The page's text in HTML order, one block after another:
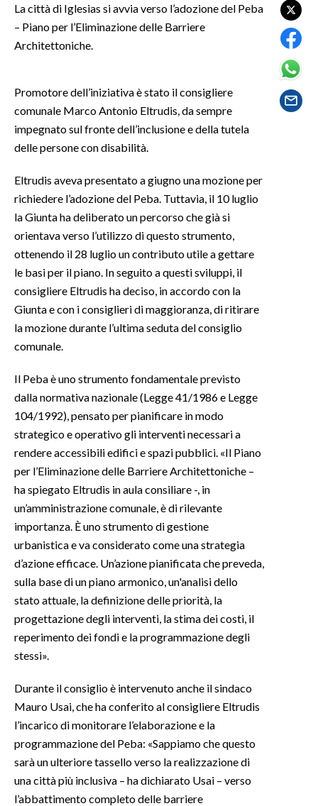
SPETTACOLI
SALUTE
SARDEGNA TURISMO
EVENTI
3 MINUTI CON
INSULARITÀ
INFO AZIENDE
ANNUNCI
NECROLOGI
PUBBLICITÀ
SPIAGGE
STORE
La città di Iglesias si avvia verso l’adozione del Peba
– Piano per l’Eliminazione delle Barriere
Architettoniche.
Promotore dell’iniziativa è stato il consigliere
comunale Marco Antonio Eltrudis, da sempre
impegnato sul fronte dell’inclusione e della tutela
delle persone con disabilità.
Eltrudis aveva presentato a giugno una mozione per
richiedere l’adozione del Peba. Tuttavia, il 10 luglio
la Giunta ha deliberato un percorso che già si
orientava verso l’utilizzo di questo strumento,
ottenendo il 28 luglio un contributo utile a gettare
le basi per il piano. In seguito a questi sviluppi, il
consigliere Eltrudis ha deciso, in accordo con la
Giunta e con i consiglieri di maggioranza, di ritirare
la mozione durante l’ultima seduta del consiglio
comunale.
Il Peba è uno strumento fondamentale previsto
dalla normativa nazionale (Legge 41/1986 e Legge
104/1992), pensato per pianificare in modo
strategico e operativo gli interventi necessari a
rendere accessibili edifici e spazi pubblici. «Il Piano
per l’Eliminazione delle Barriere Architettoniche –
ha spiegato Eltrudis in aula consiliare -, in
un’amministrazione comunale, è di rilevante
importanza. È uno strumento di gestione
urbanistica e va considerato come una strategia
d’azione efficace. Un’azione pianificata che preveda,
sulla base di un piano armonico, un'analisi dello
stato attuale, la definizione delle priorità, la
progettazione degli interventi, la stima dei costi, il
reperimento dei fondi e la programmazione degli
stessi».
Durante il consiglio è intervenuto anche il sindaco
Mauro Usai, che ha conferito al consigliere Eltrudis
l’incarico di monitorare l’elaborazione e la
programmazione del Peba: «Sappiamo che questo
sarà un ulteriore tassello verso la realizzazione di
una città più inclusiva – ha dichiarato Usai – verso
l’abbattimento completo delle barriere